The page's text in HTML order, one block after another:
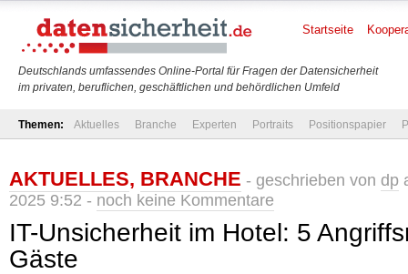
Deutschlands umfassendes Online-Portal für Fragen der Datensicherheit
im privaten, beruflichen, geschäftlichen und behördlichen Umfeld
Startseite
Themen: Aktuelles Branche Experten Portraits Positionspapier
AKTUELLES, BRANCHE - geschrieben von dp
2025 9:52 - noch keine Kommentare
IT-Unsicherheit im Hotel: 5
Gäste